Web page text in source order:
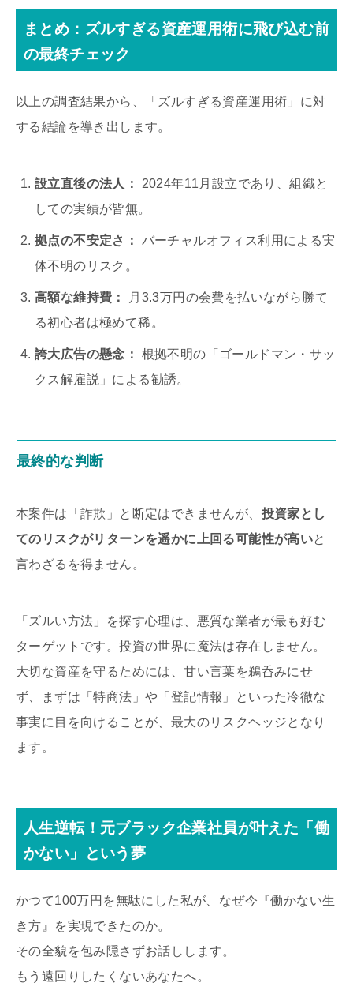
まとめ：ズルすぎる資産運用術に飛び込む前
の最終チェック
以上の調査結果から、「ズルすぎる資産運用術」に対
する結論を導き出します。
設立直後の法人：
2024年11月設立であり、組織と
しての実績が皆無。
拠点の不安定さ：
バーチャルオフィス利用による実
体不明のリスク。
高額な維持費：
月3.3万円の会費を払いながら勝て
る初心者は極めて稀。
誇大広告の懸念：
根拠不明の「ゴールドマン・サッ
クス解雇説」による勧誘。
最終的な判断
本案件は「詐欺」と断定はできませんが、 投資家とし
てのリスクがリターンを遥かに上回る可能性が高いと
言わざるを得ません。
「ズルい方法」を探す心理は、悪質な業者が最も好む
ターゲットです。投資の世界に魔法は存在しません。
大切な資産を守るためには、甘い言葉を鵜呑みにせ
ず、まずは「特商法」や「登記情報」といった冷徹な
事実に目を向けることが、最大のリスクヘッジとなり
ます。
人生逆転！元ブラック企業社員が叶えた「働
かない」という夢
かつて100万円を無駄にした私が、なぜ今『働かない生
き方』を実現できたのか。
その全貌を包み隠さずお話しします。
もう遠回りしたくないあなたへ。